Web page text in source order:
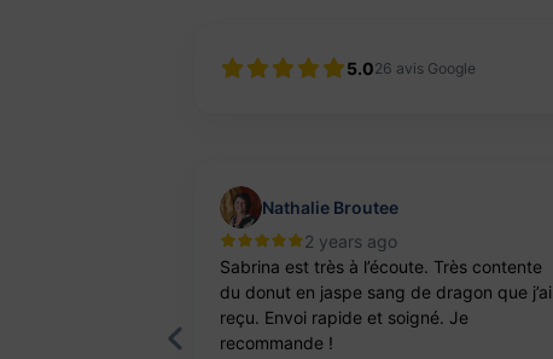
5.026 avis Google
Nathalie Broutee
2 years ago
Sabrina est très à l’écoute. Très contente
du donut en jaspe sang de dragon que j’ai
reçu. Envoi rapide et soigné. Je
recommande !